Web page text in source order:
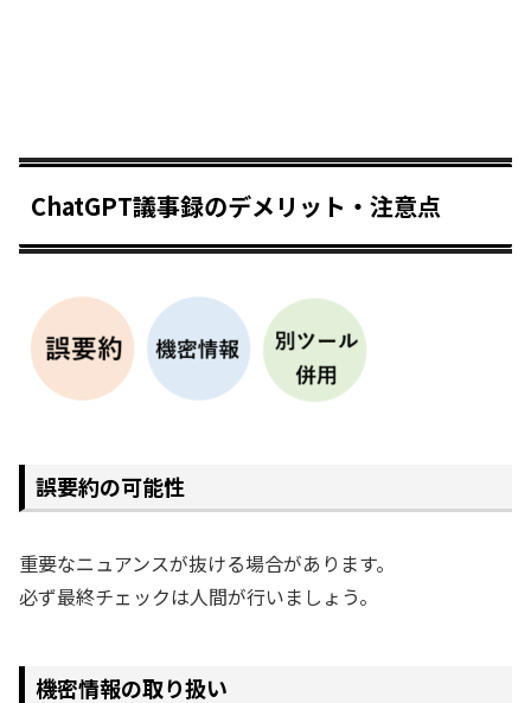
ChatGPT議事録のデメリット・注意点
誤要約の可能性
重要なニュアンスが抜ける場合があります。
必ず最終チェックは人間が行いましょう。
機密情報の取り扱い